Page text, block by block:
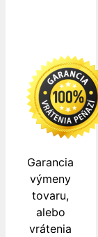
Garancia
výmeny
tovaru,
alebo
vrátenia